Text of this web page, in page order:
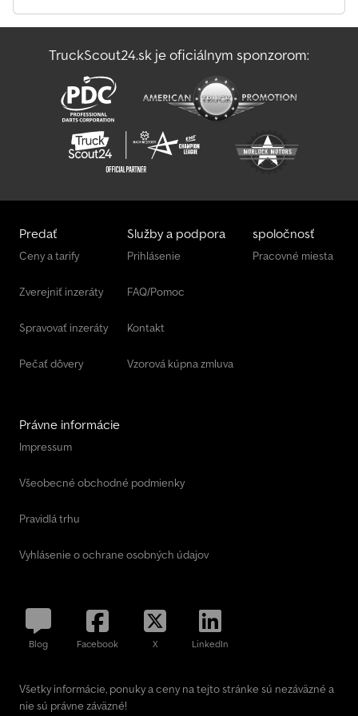
TruckScout24.sk je oficiálnym sponzorom:
Predať
Ceny a tarify
Zverejniť inzeráty
Spravovať inzeráty
Pečať dôvery
Služby a podpora
Prihlásenie
FAQ/Pomoc
Kontakt
Vzorová kúpna zmluva
spoločnosť
Pracovné miesta
Právne informácie
Impressum
Všeobecné obchodné podmienky
Pravidlá trhu
Vyhlásenie o ochrane osobných údajov
Blog Facebook X LinkedIn
Všetky informácie, ponuky a ceny na tejto stránke sú nezáväzné a
nie sú právne záväzné!